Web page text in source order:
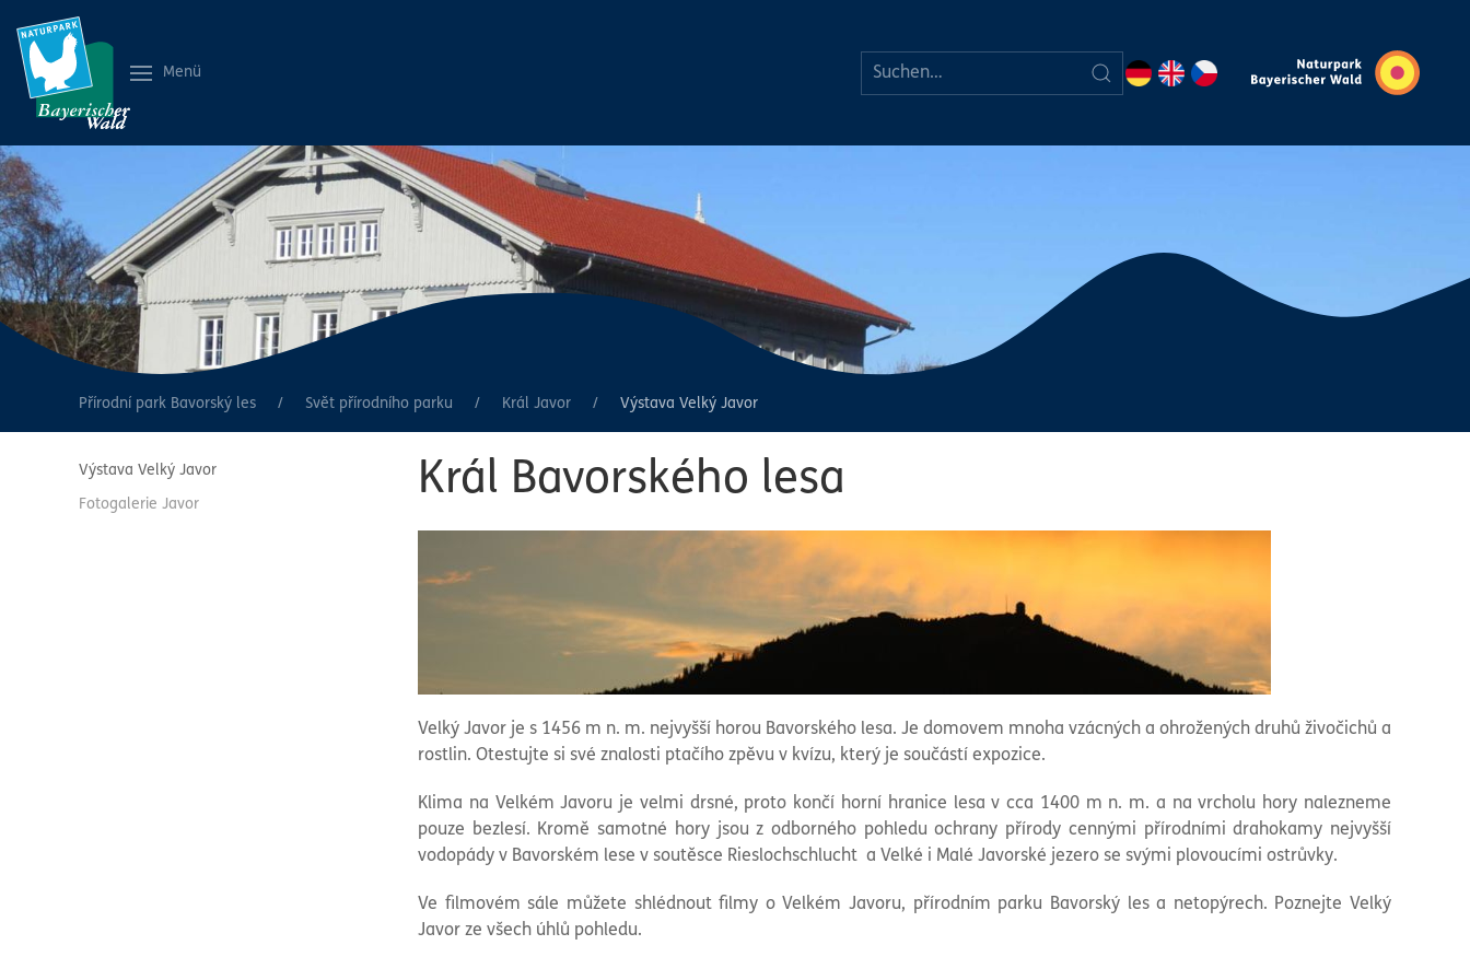
Menü
Přírodní park Bavorský les Svět přírodního parku Král Javor Výstava Velký Javor
Král Bavorského lesa
Velký Javor je s 1456 m n. m. nejvyšší horou Bavorského lesa. Je domovem mnoha vzácných a ohrožených druhů živočichů a
rostlin. Otestujte si své znalosti ptačího zpěvu v kvízu, který je součástí expozice.
Klima na Velkém Javoru je velmi drsné, proto končí horní hranice lesa v cca 1400 m n. m. a na vrcholu hory nalezneme
pouze bezlesí. Kromě samotné hory jsou z odborného pohledu ochrany přírody cennými přírodními drahokamy nejvyšší
vodopády v Bavorském lese v soutěsce Rieslochschlucht a Velké i Malé Javorské jezero se svými plovoucími ostrůvky.
Ve filmovém sále můžete shlédnout filmy o Velkém Javoru, přírodním parku Bavorský les a netopýrech. Poznejte Velký
Javor ze všech úhlů pohledu.
Výstava Velký Javor
Fotogalerie Javor